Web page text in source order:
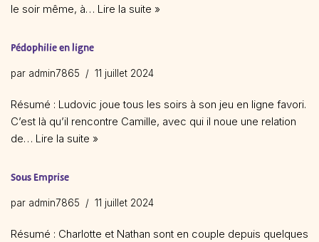
le soir même, à… Lire la suite »
Pédophilie en ligne
par admin7865 11 juillet 2024
Résumé : Ludovic joue tous les soirs à son jeu en ligne favori.
C’est là qu’il rencontre Camille, avec qui il noue une relation
de… Lire la suite »
Sous Emprise
par admin7865 11 juillet 2024
Résumé : Charlotte et Nathan sont en couple depuis quelques